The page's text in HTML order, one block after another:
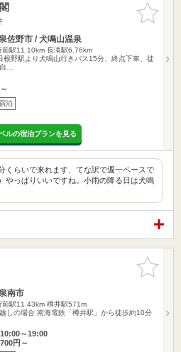
お気に入
りに追加
佐野市 / 犬鳴山温泉
前駅11.10km 長滝駅6.76km
根野駅より犬鳴山行きバス15分、終点下車、徒
…
泊
ルの宿泊プランを見る
くらいで来れます、てな訳で週一ペースで
やっぱりいいですね。小雨の降る日は犬鳴
お気に入
りに追加
南市
前駅11.43km 樽井駅571m
しの場合 南海電鉄「樽井駅」から徒歩約10分
～19:00
円～